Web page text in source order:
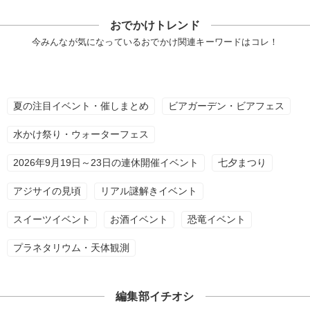
おでかけトレンド
今みんなが気になっているおでかけ関連キーワードはコレ！
夏の注目イベント・催しまとめ ビアガーデン・ビアフェス
水かけ祭り・ウォーターフェス
2026年9月19日～23日の連休開催イベント 七夕まつり
アジサイの見頃 リアル謎解きイベント
スイーツイベント お酒イベント 恐竜イベント
プラネタリウム・天体観測
編集部イチオシ